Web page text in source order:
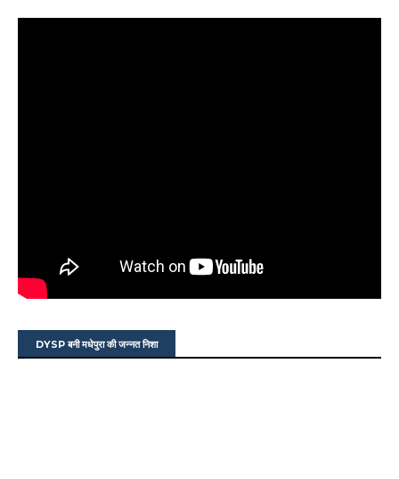
DYSP बनी मधेपुरा की जन्नत निशा